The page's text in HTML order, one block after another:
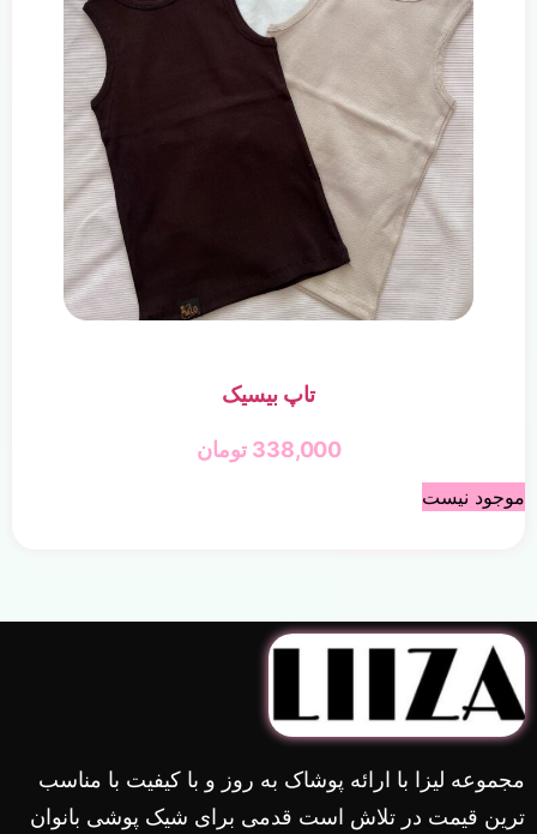
تاپ بیسیک
338,000 تومان
موجود نیست
مجموعه لیزا با ارائه پوشاک به روز و با کیفیت با مناسب
ترین قیمت در تلاش است قدمی برای شیک پوشی بانوان